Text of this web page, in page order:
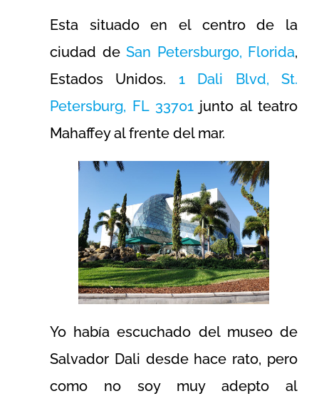
Esta situado en el centro de la
ciudad de San Petersburgo, Florida,
Estados Unidos. 1 Dali Blvd, St.
Petersburg, FL 33701junto al teatro
Mahaffey al frente del mar.
Yo había escuchado del museo de
Salvador Dali desde hace rato, pero
como no soy muy adepto al